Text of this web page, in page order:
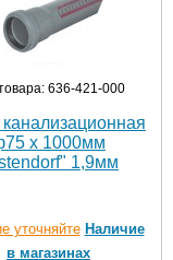
636-421-000
х 1000мм
1,9мм
уточняйте Наличие
в магазинах